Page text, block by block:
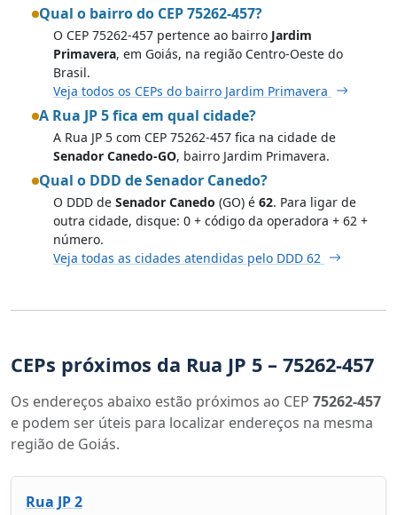
Qual o bairro do CEP 75262-457?
O CEP 75262-457 pertence ao bairro Jardim
Primavera, em Goiás, na região Centro-Oeste do
Brasil.
Veja todos os CEPs do bairro Jardim Primavera
A Rua JP 5 fica em qual cidade?
A Rua JP 5 com CEP 75262-457 fica na cidade de
Senador Canedo-GO, bairro Jardim Primavera.
Qual o DDD de Senador Canedo?
O DDD de Senador Canedo (GO) é 62. Para ligar de
outra cidade, disque: 0 + código da operadora + 62 +
número.
Veja todas as cidades atendidas pelo DDD 62
CEPs próximos da Rua JP 5 – 75262-457
Os endereços abaixo estão próximos ao CEP 75262-457
e podem ser úteis para localizar endereços na mesma
região de Goiás.
Rua JP 2